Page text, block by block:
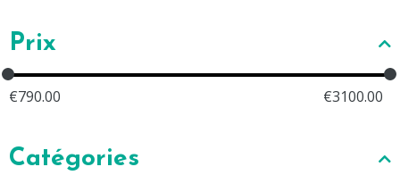
Prix
€790.00 €3100.00
Catégories